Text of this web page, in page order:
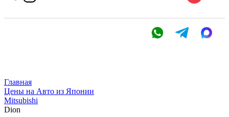
Главная
Цены на Авто из Японии
Mitsubishi
Dion